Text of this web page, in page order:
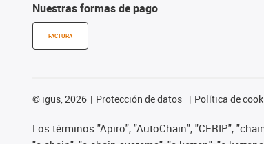
Nuestras formas de pago
FACTURA
© igus, 2026 Protección de datos Política de
Los términos "Apiro", "AutoChain", "CFRIP",